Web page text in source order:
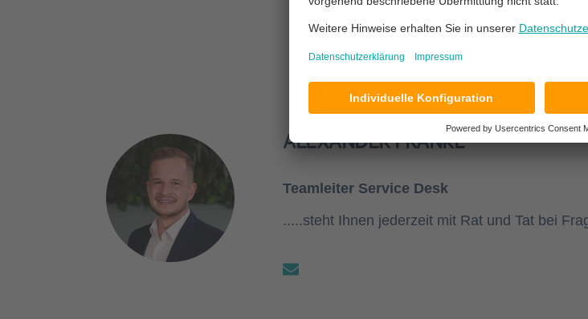
ALEXANDER FRANKE
Teamleiter Service Desk
.....steht Ihnen jederzeit mit Rat und Tat bei